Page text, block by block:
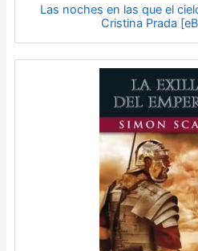
Las noches en las que el
Cristina Prada